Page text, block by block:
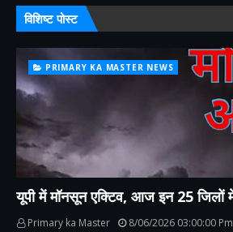
विशिष्ट पोस्ट
PRIMARY KA MASTER NEWS
यूपी में मॉनसून एक्टिव, आज इन 25 जिलों में
Primary ka Master 8/06/2026 03:00:00 Pm